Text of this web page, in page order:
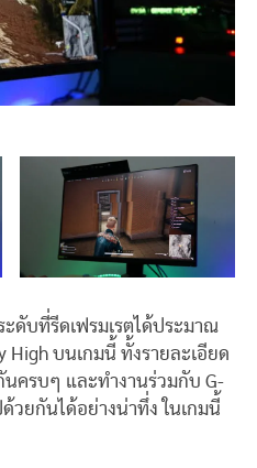
ะดับที่รีดเฟรมเรตได้ประมาณ
High บนเกมนี้ ทั้งรายละเอียด
นครบๆ และทำงานร่วมกับ G-
ด้วยกันได้อย่างน่าทึ่ง ในเกมนี้